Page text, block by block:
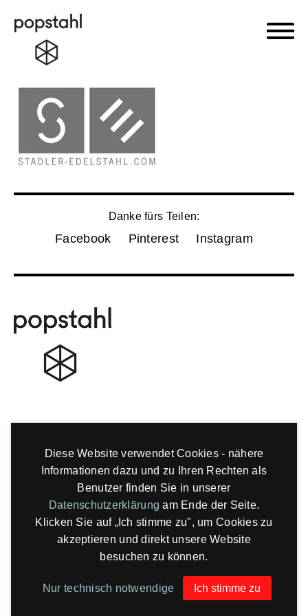
Zum
springen
Popstahl
Danke fürs Teilen:
Facebook Pinterest Instagram
Diese Website verwendet Cookies - nähere
Informationen dazu und zu Ihren Rechten als
Benutzer finden Sie in unserer
Datenschutzerklärung am Ende der Seite.
Klicken Sie auf „Ich stimme zu", um Cookies zu
akzeptieren und direkt unsere Website
besuchen zu können.
Nur technisch notwendige Ich stimme zu